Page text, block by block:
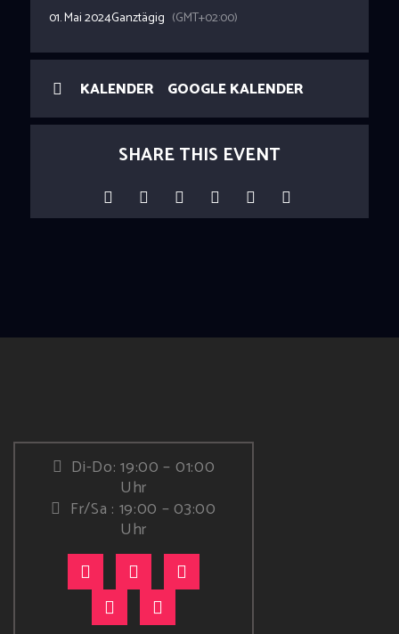
01. Mai 2024Ganztägig (GMT+02:00)
KALENDER GOOGLE KALENDER
SHARE THIS EVENT
Di-Do: 19:00 – 01:00
Uhr
Fr/Sa : 19:00 – 03:00
Uhr